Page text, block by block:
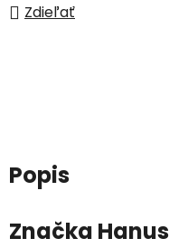
Zdieľať
Popis
Značka Hanus